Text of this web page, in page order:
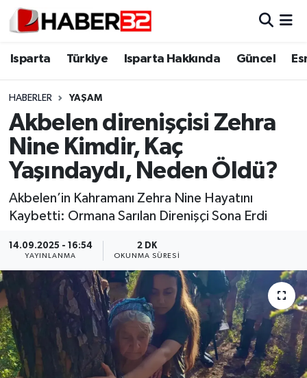
Isparta Türkiye Isparta Hakkında Güncel
HABERLER YAŞAM
Akbelen direnişçisi Zehra
Nine Kimdir, Kaç
Yaşındaydı, Neden Öldü?
Akbelen’in Kahramanı Zehra Nine Hayatını
Kaybetti: Ormana Sarılan Direnişçi Sona Erdi
14.09.2025 - 16:54
YAYINLANMA
2 DK
OKUNMA SÜRESI
Isparta
Esnaf Diyor ki;
ASAYİŞ
BİLİM VE TEKNOLOJİ
GENEL
Güncel
HABERDE İNSAN
Isparta Nöbetçi Eczaneler
Isparta Trafik Yoğunluk Haritası
Süper Lig Puan Durumu ve Fikstür
Tüm Manşetler
Haber Arşivi